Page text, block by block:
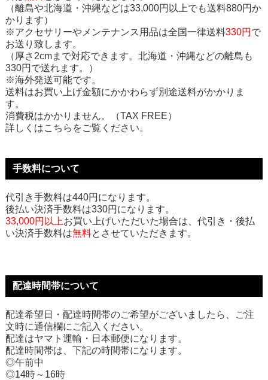
（離島や北海道・沖縄などは33,000円以上でも送料880円か
かります）
※アクセサリーやメンテナンス用品は全国一律送料330円 で
お送り致します。
（厚さ2cmまで対応できます。北海道・沖縄などの離島も
330円で送れます。）
※海外発送可能です。
送料はお買い上げ金額にかかわらず別途送料がかかりま
す。
消費税はかかりません。（TAX FREE）
詳しくはこちらをご覧ください。
手数料について
代引き手数料は440円になります。
後払い決済手数料は330円になります。
33,000円以上お買い上げいただいた場合は、代引き・後払
い決済手数料は無料とさせていただきます。
配達時間帯について
配達希望日・配達時間帯のご希望がございましたら、ご注
文時に通信欄にご記入ください。
配達はヤマト運輸・日本郵便になります。
配達時間帯は、下記の時間帯になります。
◎午前中
◎14時～16時